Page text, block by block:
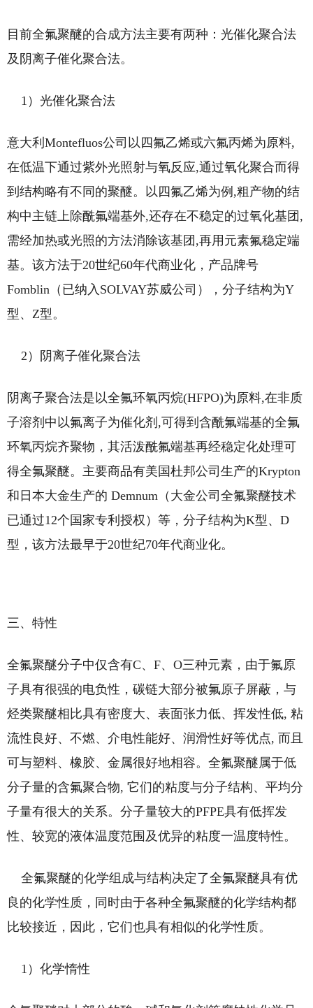
目前全氟聚醚的合成方法主要有两种：光催化聚合法
及阴离子催化聚合法。
1）光催化聚合法
意大利Montefluos公司以四氟乙烯或六氟丙烯为原料,
在低温下通过紫外光照射与氧反应,通过氧化聚合而得
到结构略有不同的聚醚。以四氟乙烯为例,粗产物的结
构中主链上除酰氟端基外,还存在不稳定的过氧化基团,
需经加热或光照的方法消除该基团,再用元素氟稳定端
基。该方法于20世纪60年代商业化，产品牌号
Fomblin（已纳入SOLVAY苏威公司），分子结构为Y
型、Z型。
2）阴离子催化聚合法
阴离子聚合法是以全氟环氧丙烷(HFPO)为原料,在非质
子溶剂中以氟离子为催化剂,可得到含酰氟端基的全氟
环氧丙烷齐聚物，其活泼酰氟端基再经稳定化处理可
得全氟聚醚。主要商品有美国杜邦公司生产的Krypton
和日本大金生产的 Demnum（大金公司全氟聚醚技术
已通过12个国家专利授权）等，分子结构为K型、D
型，该方法最早于20世纪70年代商业化。
三、特性
全氟聚醚分子中仅含有C、F、O三种元素，由于氟原
子具有很强的电负性，碳链大部分被氟原子屏蔽，与
烃类聚醚相比具有密度大、表面张力低、挥发性低, 粘
流性良好、不燃、介电性能好、润滑性好等优点, 而且
可与塑料、橡胶、金属很好地相容。全氟聚醚属于低
分子量的含氟聚合物, 它们的粘度与分子结构、平均分
子量有很大的关系。分子量较大的PFPE具有低挥发
性、较宽的液体温度范围及优异的粘度一温度特性。
全氟聚醚的化学组成与结构决定了全氟聚醚具有优
良的化学性质，同时由于各种全氟聚醚的化学结构都
比较接近，因此，它们也具有相似的化学性质。
1）化学惰性